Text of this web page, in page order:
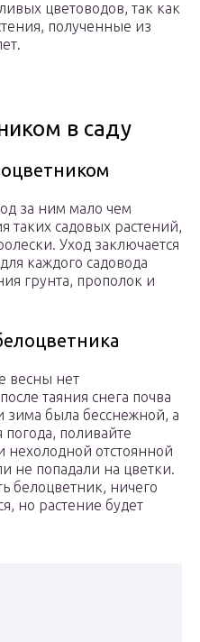
цветоводов, так как
полученные из
в саду
за ним мало чем
таких садовых растений,
Уход заключается
каждого садовода
грунта, прополок и
весны нет
таяния снега почва
зима была бесснежной, а
погода, поливайте
нехолодной отстоянной
не попадали на цветки.
белоцветник, ничего
но растение будет